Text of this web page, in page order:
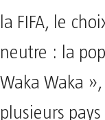
la FIFA, le
neutre : la
Waka Waka
plusieurs